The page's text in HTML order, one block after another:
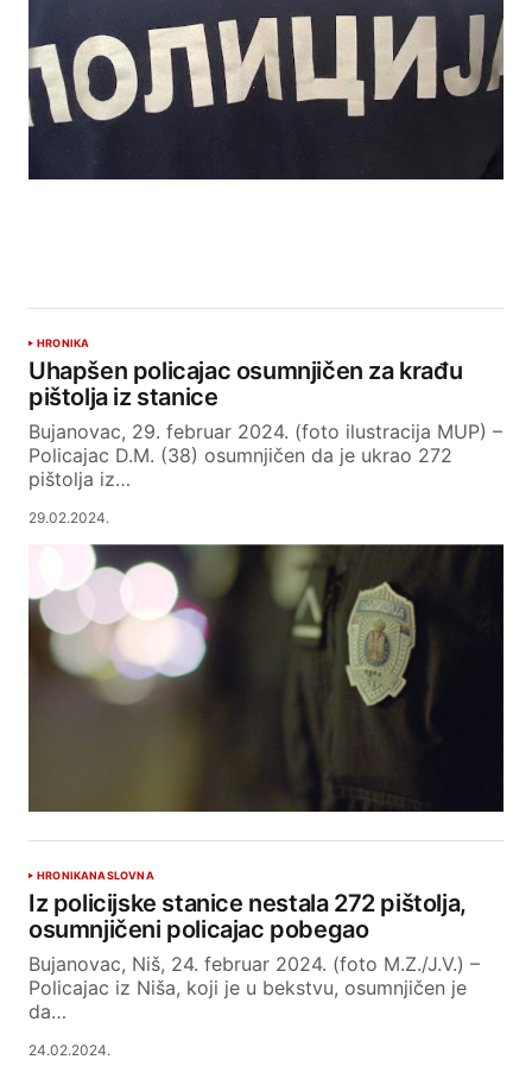
HRONIKA
Uhapšen policajac osumnjičen za krađu
pištolja iz stanice
Bujanovac, 29. februar 2024. (foto ilustracija MUP) –
Policajac D.M. (38) osumnjičen da je ukrao 272
pištolja iz…
29.02.2024.
HRONIKANASLOVNA
Iz policijske stanice nestala 272 pištolja,
osumnjičeni policajac pobegao
Bujanovac, Niš, 24. februar 2024. (foto M.Z./J.V.) –
Policajac iz Niša, koji je u bekstvu, osumnjičen je
da…
24.02.2024.